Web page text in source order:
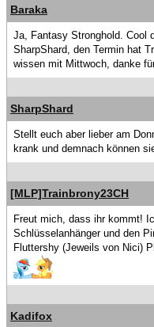
Baraka
Ja, Fantasy Stronghold. Cool
SharpShard, den Termin hat
wissen mit Mittwoch, danke
SharpShard
Stellt euch aber lieber am
krank und demnach können
[MLP]Trainbrony23CH
Freut mich, dass ihr kommt!
Schlüsselanhänger und den
Fluttershy (Jeweils von Nici)
Kadifox